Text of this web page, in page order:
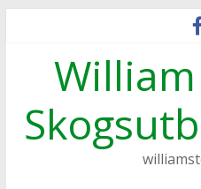
innehåll